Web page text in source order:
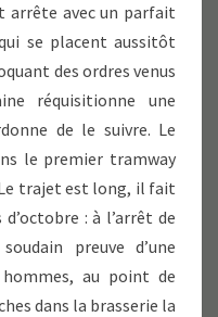
arrête avec un parfait
se placent aussitôt
des ordres venus
réquisitionne une
de le suivre. Le
le premier tramway
trajet est long, il fait
: à l’arrêt de
preuve d’une
au point de
dans la brasserie la